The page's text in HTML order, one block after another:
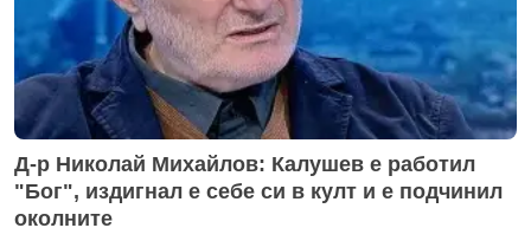
Д-р Николай Михайлов: Калушев е работил
"Бог", издигнал е себе си в култ и е подчинил
околните